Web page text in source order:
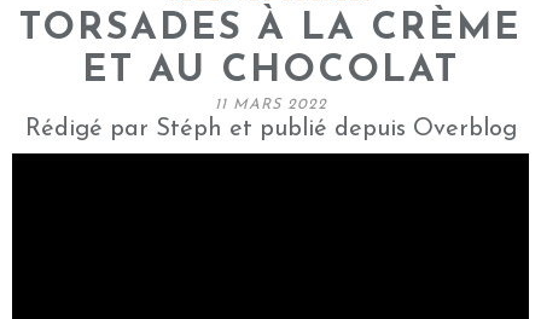
TORSADES À LA CRÈME
ET AU CHOCOLAT
11 MARS 2022
Rédigé par Stéph et publié depuis Overblog